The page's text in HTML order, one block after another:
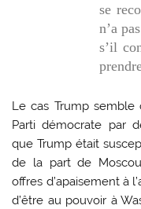
se
n’a
s’il
Le cas Trump semble
Parti démocrate par
que Trump était
de la part de
offres d’apaisement à
d’être au pouvoir à